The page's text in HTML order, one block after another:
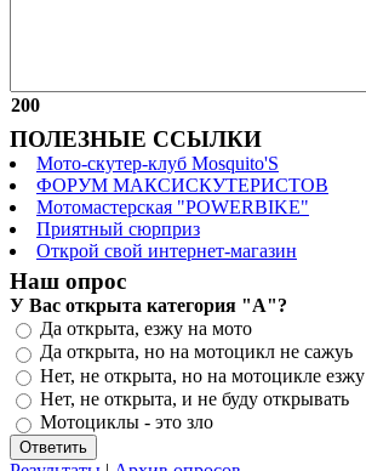
200
ПОЛЕЗНЫЕ ССЫЛКИ
Мото-скутер-клуб Mosquito'S
ФОРУМ МАКСИСКУТЕРИСТОВ
Мотомастерская "POWERBIKE"
Приятный сюрприз
Открой свой интернет-магазин
Наш опрос
У Вас открыта категория "А"?
Да открыта, езжу на мото
Да открыта, но на мотоцикл не сажуь
Нет, не открыта, но на мотоцикле езжу
Нет, не открыта, и не буду открывать
Мотоциклы - это зло